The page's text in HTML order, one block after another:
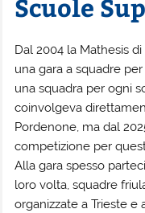
Dal 2004 la Mathesis
una gara a squadre
una squadra per ogni
coinvolgeva
Pordenone, ma dal
competizione per
Alla gara spesso
loro volta, squadre
organizzate a Trieste e